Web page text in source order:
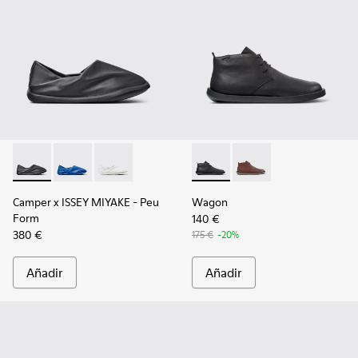
Camper x ISSEY MIYAKE - Peu Form - K101074-001 -
Camper x ISSEY MIYAKE - Peu Form - K101074-004
Camper x ISSEY MIYAKE - Peu Form -
Camper x ISSEY MIYAKE - Peu
Form
380 €
Añadir
Wagon - K300378-017 -
Wagon - K300378-
Wagon
140 €
175 € -20%
Añadir